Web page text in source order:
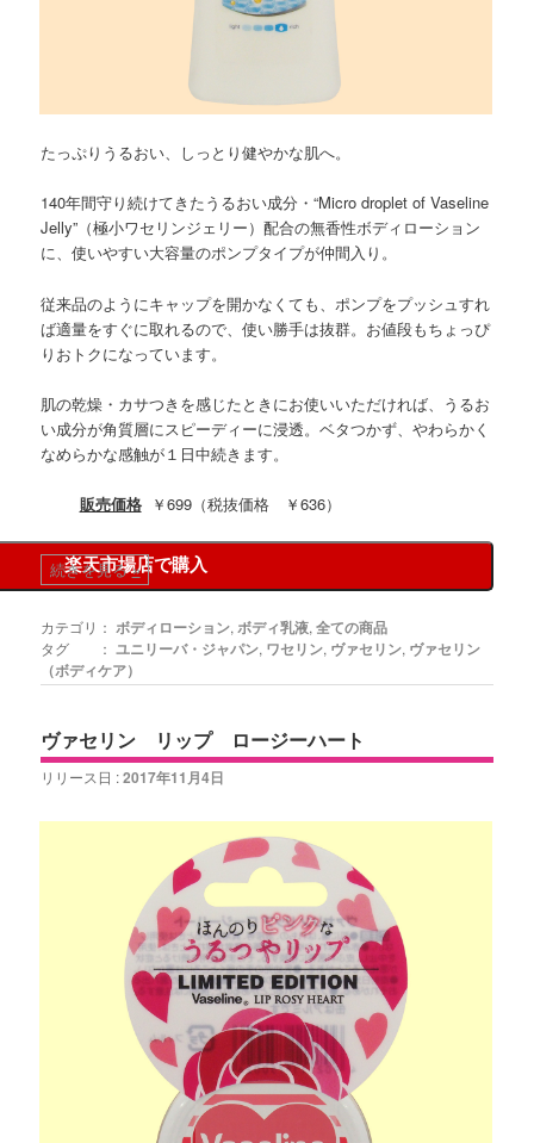
たっぷりうるおい、しっとり健やかな肌へ。
140年間守り続けてきたうるおい成分・“Micro droplet of Vaseline
Jelly”（極小ワセリンジェリー）配合の無香性ボディローション
に、使いやすい大容量のポンプタイプが仲間入り。
従来品のようにキャップを開かなくても、ポンプをプッシュすれ
ば適量をすぐに取れるので、使い勝手は抜群。お値段もちょっぴ
りおトクになっています。
肌の乾燥・カサつきを感じたときにお使いいただければ、うるお
い成分が角質層にスピーディーに浸透。ベタつかず、やわらかく
なめらかな感触が１日中続きます。
販売価格￥699（税抜価格 ￥636）
楽天市場店で購入
続きを見る»
カテゴリ： ボディローション, ボディ乳液,全ての商品
タグ ： ユニリーバ・ジャパン, ワセリン, ヴァセリン, ヴァセリン
（ボディケア）
ヴァセリン リップ ロージーハート
リリース日 :2017年11月4日